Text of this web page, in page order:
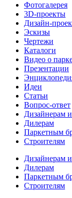
Фотогалерея
3D-проекты
Дизайн-
Эскизы
Чертежи
Каталоги
Видео о
Презентации
Идеи
Статьи
Вопрос-ответ
Дизайнерам
Дилерам
Паркетным
Строителям
Дизайнерам
Дилерам
Паркетным
Строителям